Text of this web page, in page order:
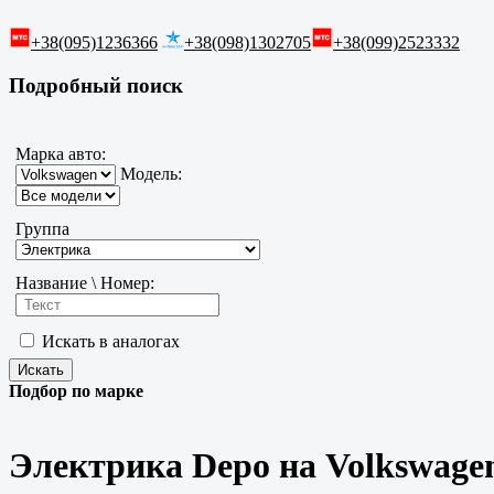
+38(095)1236366 +38(098)1302705 +38(099)2523332
Подробный поиск
Марка авто:
Модель:
Группа
Название \ Номер:
Искать в аналогах
Подбор по марке
Электрика Depo на